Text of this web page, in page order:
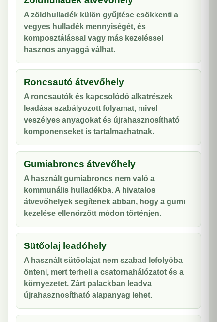
A zöldhulladék külön gyűjtése csökkenti a
vegyes hulladék mennyiségét, és
komposztálással vagy más kezeléssel
hasznos anyaggá válhat.
Roncsautó átvevőhely
A roncsautók és kapcsolódó alkatrészek
leadása szabályozott folyamat, mivel
veszélyes anyagokat és újrahasznosítható
komponenseket is tartalmazhatnak.
Gumiabroncs átvevőhely
A használt gumiabroncs nem való a
kommunális hulladékba. A hivatalos
átvevőhelyek segítenek abban, hogy a gumi
kezelése ellenőrzött módon történjen.
Sütőolaj leadóhely
A használt sütőolajat nem szabad lefolyóba
önteni, mert terheli a csatornahálózatot és a
környezetet. Zárt palackban leadva
újrahasznosítható alapanyag lehet.